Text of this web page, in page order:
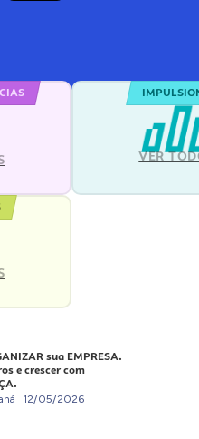
VER
sua EMPRESA.
e crescer com
12/05/2026